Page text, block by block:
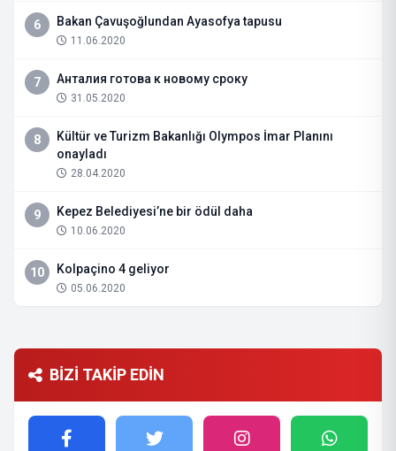
6 Bakan Çavuşoğlundan Ayasofya tapusu
11.06.2020
7 Анталия готова к новому сроку
31.05.2020
8
Kültür ve Turizm Bakanlığı Olympos İmar Planını
onayladı
28.04.2020
9 Kepez Belediyesi’ne bir ödül daha
10.06.2020
10 Kolpaçino 4 geliyor
05.06.2020
BİZİ TAKİP EDİN